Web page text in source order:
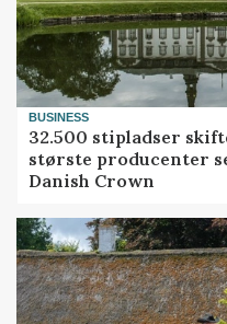
BUSINESS
32.500 stipladser
største producenter
Danish Crown